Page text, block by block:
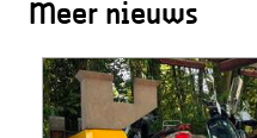
Meer nieuws